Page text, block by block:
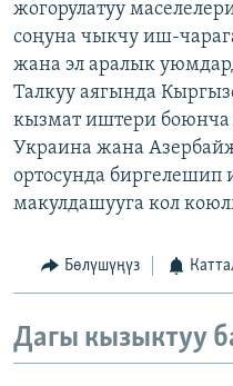
АЗАТТЫК+
ЫҢГАЙСЫЗ СУРООЛОР
ОНЛАЙН ШЕРИНЕ
ЭЕ/АРнун бардык
жогорулатуу
соңуна чыкчу иш-
жана эл аралык
Талкуу аягында
кызмат иштери боюнча
Украина жана
ортосунда биргелешип
макулдашууга кол
Бөлүшүңүз
Дагы кызыктуу